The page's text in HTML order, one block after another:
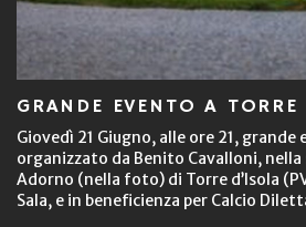
GRANDE EVENTO A TORRE
Giovedì 21 Giugno, alle ore 21,
organizzato da Benito Cavalloni,
Adorno (nella foto) di Torre d’Isola
Sala, e in beneficienza per Calcio